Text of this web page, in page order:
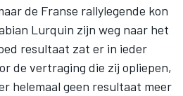
de Franse rallylegende kon
Lurquin zijn weg naar het
resultaat zat er in ieder
de vertraging die zij opliepen,
helemaal geen resultaat meer